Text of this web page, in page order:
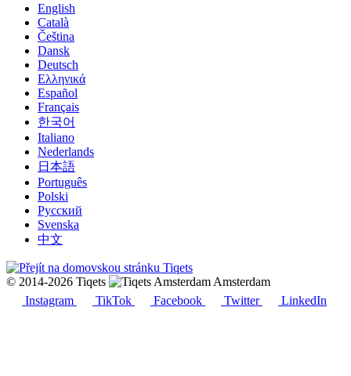
English
Català
Čeština
Dansk
Deutsch
Ελληνικά
Español
Français
한국어
Italiano
Nederlands
日本語
Português
Polski
Русский
Svenska
中文
© 2014-2026 Tiqets
Amsterdam
Instagram
TikTok Facebook Twitter LinkedIn